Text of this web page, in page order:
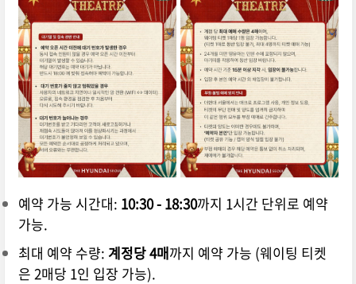
예약 가능 시간대: 10:30 - 18:30까지 1시간 단위로 예약
가능.
최대 예약 수량: 계정당 4매까지 예약 가능 (웨이팅 티켓
은 2매당 1인 입장 가능).